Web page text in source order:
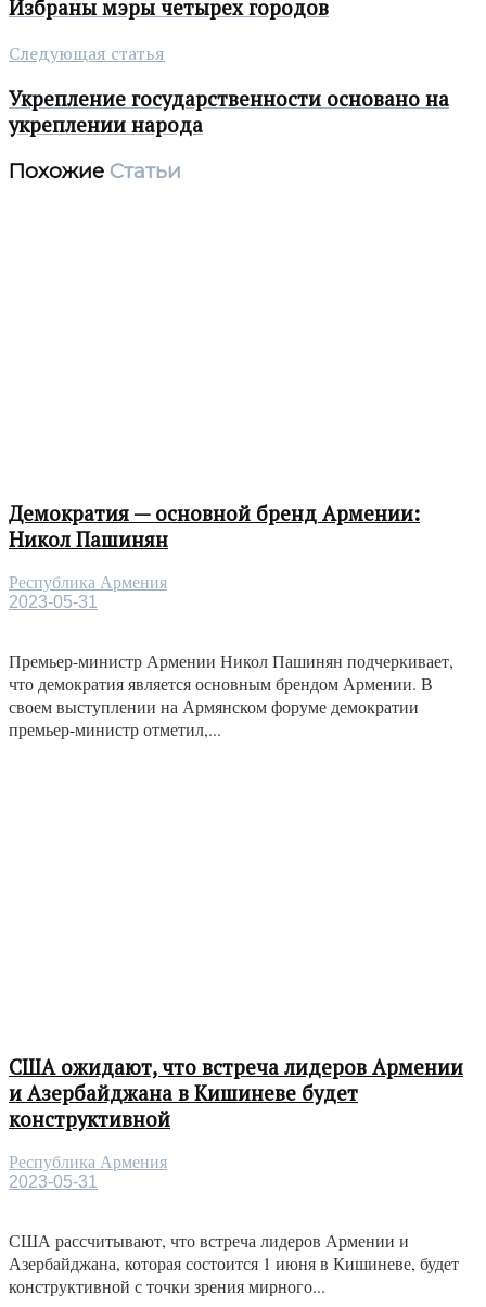
Избраны мэры четырех городов
Следующая статья
Укрепление государственности основано на
укреплении народа
Похожие Статьи
Демократия — основной бренд Армении:
Никол Пашинян
Республика Армения
2023-05-31
Премьер-министр Армении Никол Пашинян подчеркивает,
что демократия является основным брендом Армении. В
своем выступлении на Армянском форуме демократии
премьер-министр отметил,...
США ожидают, что встреча лидеров Армении
и Азербайджана в Кишиневе будет
конструктивной
Республика Армения
2023-05-31
США рассчитывают, что встреча лидеров Армении и
Азербайджана, которая состоится 1 июня в Кишиневе, будет
конструктивной с точки зрения мирного...